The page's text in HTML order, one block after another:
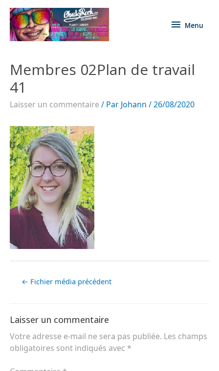
Menu
Membres 02Plan de travail
41
Laisser un commentaire / Par Johann /26/08/2020
← Fichier média précédent
Laisser un commentaire
Votre adresse e-mail ne sera pas publiée. Les champs
obligatoires sont indiqués avec *